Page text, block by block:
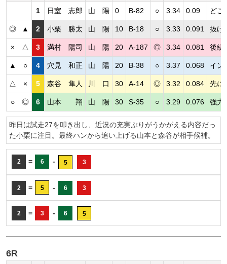
1 日室 志郎 山 陽 0 B-82 ○ 3.34 0.09 どこ
◎ ▲ 2 小栗 勝太 山 陽 10 B-18 ○ 3.33 0.091 抜け
× △ 3 満村 陽司 山 陽 20 A-187 ◎ 3.34 0.081 後続
▲ ○ 4 穴見 和正 山 陽 20 B-38 ○ 3.37 0.068 イン
△ × 5 森谷 隼人 川 口 30 A-14 ◎ 3.32 0.084 先に
○ ◎ 6 山本 翔 山 陽 30 S-35 ○ 3.29 0.076 強力
昨日は試走27を叩き出し、近況の充実ぶりがうかがえる内容だっ
た小栗に注目。最終ハンから追い上げる山本と森谷が相手候補。
2 = 6 - 5 3
2 = 5 - 6 3
2 = 3 - 6 5
6R